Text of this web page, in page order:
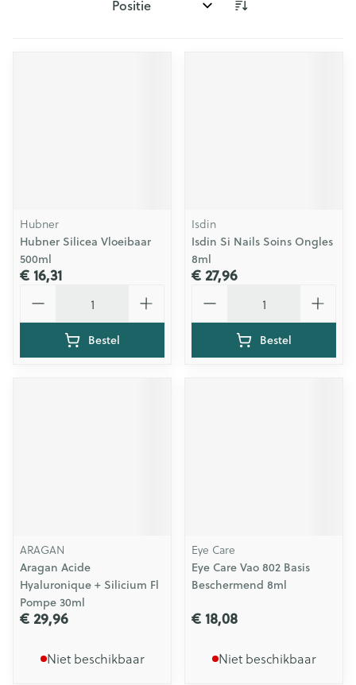
Sorteer op:
Hubner
Hubner Silicea Vloeibaar
500ml
€ 16,31
Bestel
Isdin
Isdin Si Nails Soins Ongles
8ml
€ 27,96
Bestel
ARAGAN
Aragan Acide
Hyaluronique + Silicium Fl
Pompe 30ml
€ 29,96
Niet beschikbaar
Eye Care
Eye Care Vao 802 Basis
Beschermend 8ml
€ 18,08
Niet beschikbaar